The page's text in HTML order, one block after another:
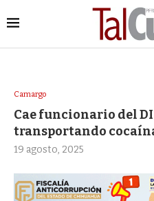
Camargo
Cae funcionario del
transportando
19 agosto, 2025